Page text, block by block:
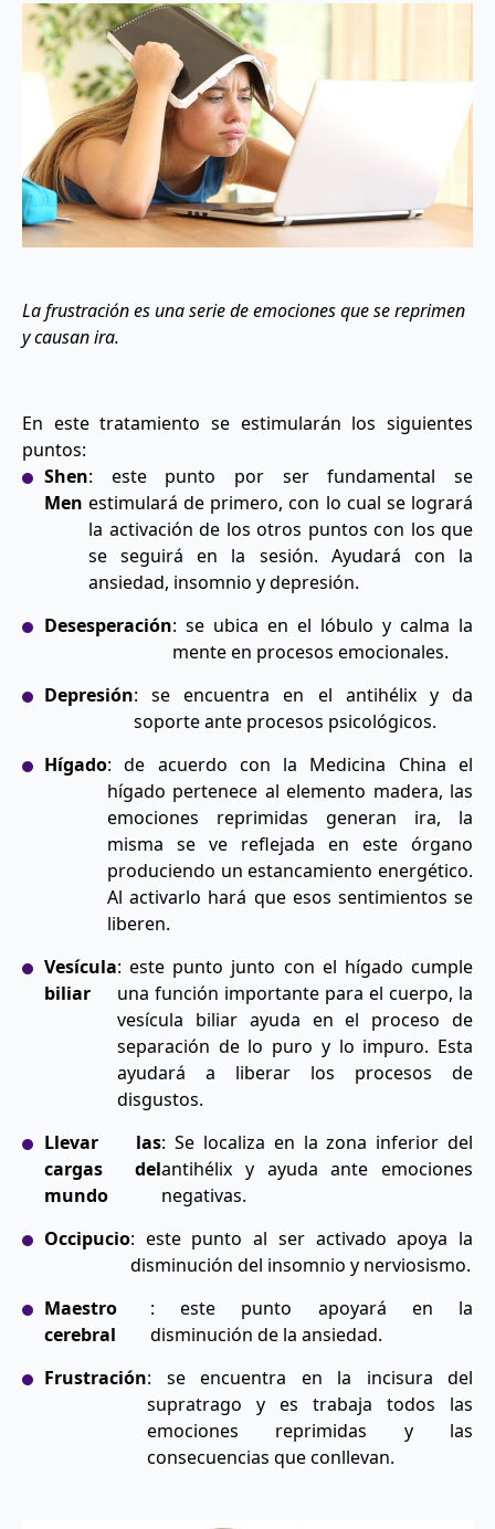
La frustración es una serie de emociones que se reprimen
y causan ira.
En este tratamiento se estimularán los siguientes
puntos:
Shen
Men
: este punto por ser fundamental se
estimulará de primero, con lo cual se logrará
la activación de los otros puntos con los que
se seguirá en la sesión. Ayudará con la
ansiedad, insomnio y depresión.
Desesperación: se ubica en el lóbulo y calma la
mente en procesos emocionales.
Depresión: se encuentra en el antihélix y da
soporte ante procesos psicológicos.
Hígado: de acuerdo con la Medicina China el
hígado pertenece al elemento madera, las
emociones reprimidas generan ira, la
misma se ve reflejada en este órgano
produciendo un estancamiento energético.
Al activarlo hará que esos sentimientos se
liberen.
Vesícula
biliar
: este punto junto con el hígado cumple
una función importante para el cuerpo, la
vesícula biliar ayuda en el proceso de
separación de lo puro y lo impuro. Esta
ayudará a liberar los procesos de
disgustos.
Llevar las
cargas del
mundo
: Se localiza en la zona inferior del
antihélix y ayuda ante emociones
negativas.
Occipucio: este punto al ser activado apoya la
disminución del insomnio y nerviosismo.
Maestro
cerebral
: este punto apoyará en la
disminución de la ansiedad.
Frustración: se encuentra en la incisura del
supratrago y es trabaja todos las
emociones reprimidas y las
consecuencias que conllevan.